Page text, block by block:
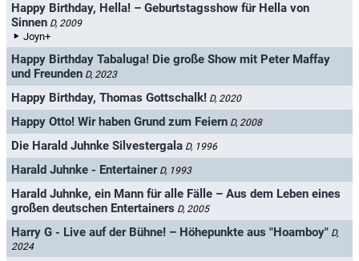
Happy Birthday, Hella! – Geburtstagsshow für Hella von
Sinnen D, 2009
Joyn+
Happy Birthday Tabaluga! Die große Show mit Peter Maffay
und Freunden D, 2023
Happy Birthday, Thomas Gottschalk! D, 2020
Happy Otto! Wir haben Grund zum Feiern D, 2008
Die Harald Juhnke Silvestergala D, 1996
Harald Juhnke - Entertainer D, 1993
Harald Juhnke, ein Mann für alle Fälle – Aus dem Leben eines
großen deutschen Entertainers D, 2005
Harry G - Live auf der Bühne! – Höhepunkte aus "Hoamboy" D,
2024